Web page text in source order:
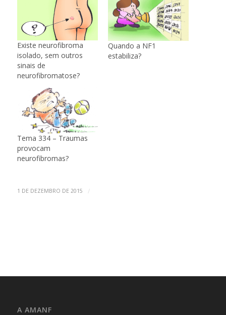
Existe neurofibroma
isolado, sem outros
sinais de
neurofibromatose?
Quando a NF1
estabiliza?
Tema 334 – Traumas
provocam
neurofibromas?
1 DE DEZEMBRO DE 2015 /
A AMANF